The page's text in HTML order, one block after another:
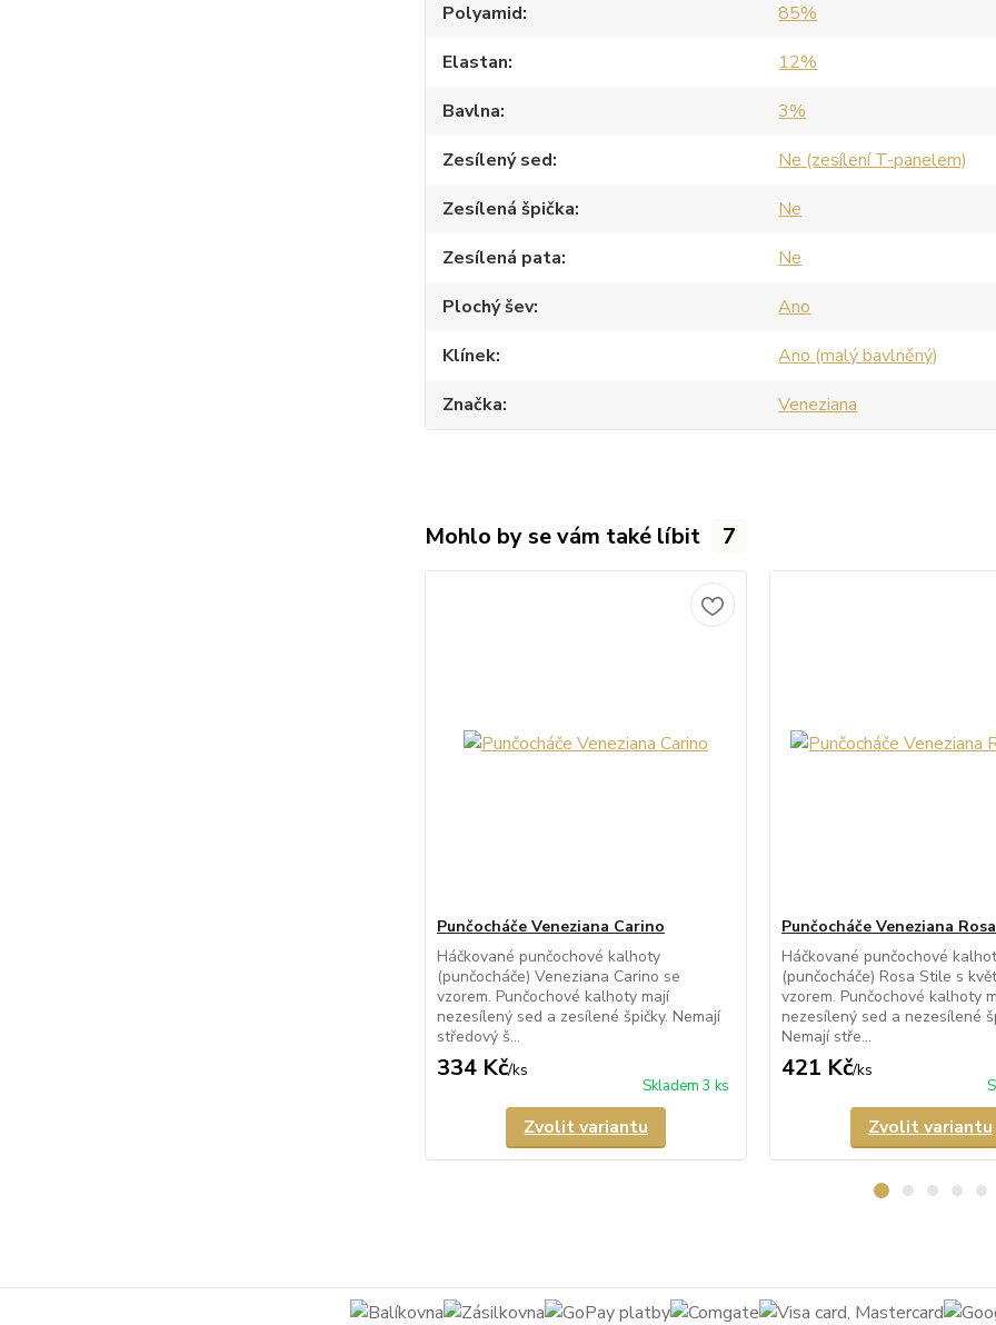
Polyamid
85%
Elastan
12%
Bavlna
3%
Zesílený sed
Ne (zesílení T-panelem)
Zesílená špička
Ne
Zesílená pata
Ne
Plochý šev
Ano
Klínek
Ano (malý bavlněný)
Značka
Veneziana
Mohlo by se vám také líbit 7
Punčocháče Veneziana Carino
Háčkované punčochové kalhoty
(punčocháče) Veneziana Carino se
vzorem. Punčochové kalhoty mají
nezesílený sed a zesílené špičky. Nemají
středový š...
334 Kč/ks
Skladem 3 ks
Zvolit variantu
Punčocháče Veneziana
Háčkované punčochové
(punčocháče) Rosa Stile s
vzorem. Punčochové kalhoty
nezesílený sed a nezesílené
Nemají stře...
421 Kč/ks
Zvolit variantu